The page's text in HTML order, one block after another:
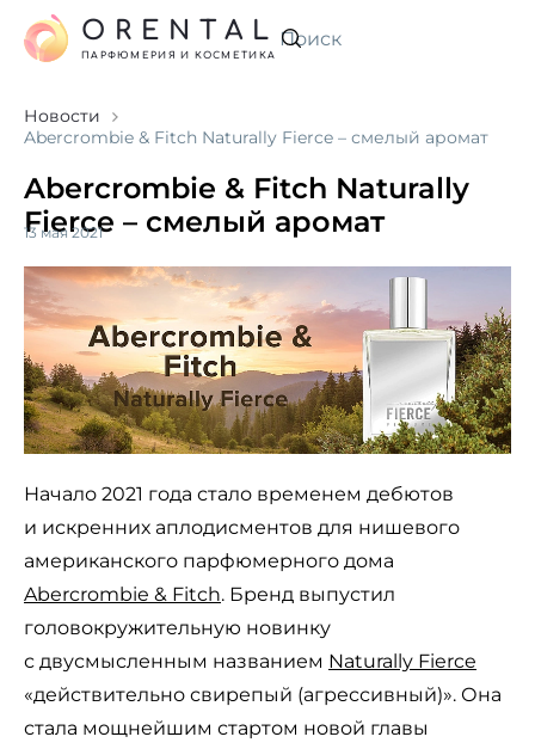
Искать
ORENTAL
ПАРФЮМЕРИЯ И КОСМЕТИКА
Новости
Abercrombie & Fitch Naturally Fierce – смелый аромат
Abercrombie & Fitch Naturally
Fierce – смелый аромат
13 мая 2021
Начало 2021 года стало временем дебютов
и искренних аплодисментов для нишевого
американского парфюмерного дома
Abercrombie & Fitch. Бренд выпустил
головокружительную новинку
с двусмысленным названием Naturally Fierce
«действительно свирепый (агрессивный)». Она
стала мощнейшим стартом новой главы